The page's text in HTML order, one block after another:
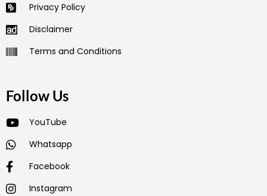
Privacy Policy
Disclaimer
Terms and Conditions
Follow Us
YouTube
Whatsapp
Facebook
Instagram